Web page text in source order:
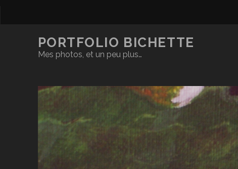
PORTFOLIO BICHETTE
Mes photos, et un peu plus…